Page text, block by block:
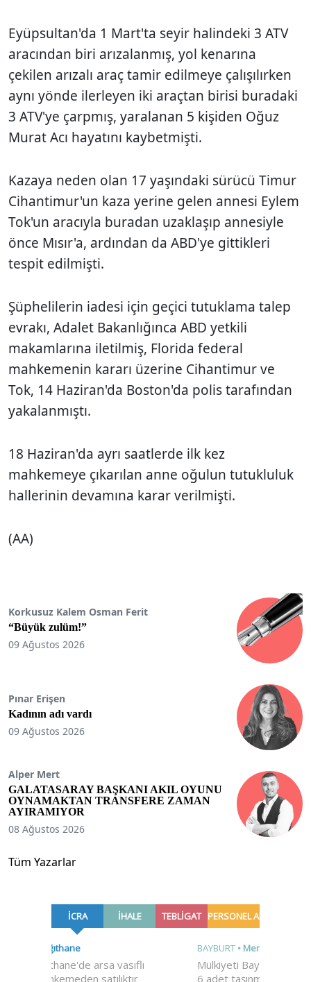
Eyüpsultan'da 1 Mart'ta seyir halindeki 3 ATV
aracından biri arızalanmış, yol kenarına
çekilen arızalı araç tamir edilmeye çalışılırken
aynı yönde ilerleyen iki araçtan birisi buradaki
3 ATV'ye çarpmış, yaralanan 5 kişiden Oğuz
Murat Acı hayatını kaybetmişti.
Kazaya neden olan 17 yaşındaki sürücü Timur
Cihantimur'un kaza yerine gelen annesi Eylem
Tok'un aracıyla buradan uzaklaşıp annesiyle
önce Mısır'a, ardından da ABD'ye gittikleri
tespit edilmişti.
Şüphelilerin iadesi için geçici tutuklama talep
evrakı, Adalet Bakanlığınca ABD yetkili
makamlarına iletilmiş, Florida federal
mahkemenin kararı üzerine Cihantimur ve
Tok, 14 Haziran'da Boston'da polis tarafından
yakalanmıştı.
18 Haziran'da ayrı saatlerde ilk kez
mahkemeye çıkarılan anne oğulun tutukluluk
hallerinin devamına karar verilmişti.
(AA)
Korkusuz Kalem Osman Ferit
“Büyük zulüm!”
09 Ağustos 2026
Pınar Erişen
Kadının adı vardı
09 Ağustos 2026
Alper Mert
GALATASARAY BAŞKANI AKIL OYUNU
OYNAMAKTAN TRANSFERE ZAMAN
AYIRAMIYOR
08 Ağustos 2026
Tüm Yazarlar